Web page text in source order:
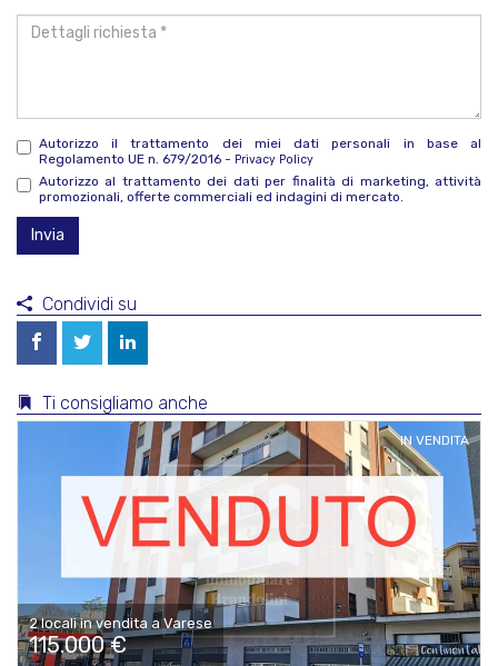
Dettagli
richiesta
Autorizzo il trattamento dei miei dati personali in base al
Regolamento UE n. 679/2016 - Privacy Policy
Autorizzo al trattamento dei dati per finalità di marketing, attività
promozionali, offerte commerciali ed indagini di mercato.
Invia
Condividi su
Ti consigliamo anche
IN VENDITA
2 locali in vendita a Varese
115.000 €